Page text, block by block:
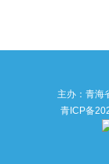
主办：青
青ICP备